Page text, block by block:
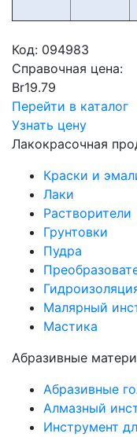
Код: 094983
Справочная цена:
Br19.79
Перейти в каталог
Узнать цену
Лакокрасочная
Краски и
Лаки
Растворители
Грунтовки
Пудра
Малярный
Мастика
Абразивные
Абразивные
Алмазный
Инструмент